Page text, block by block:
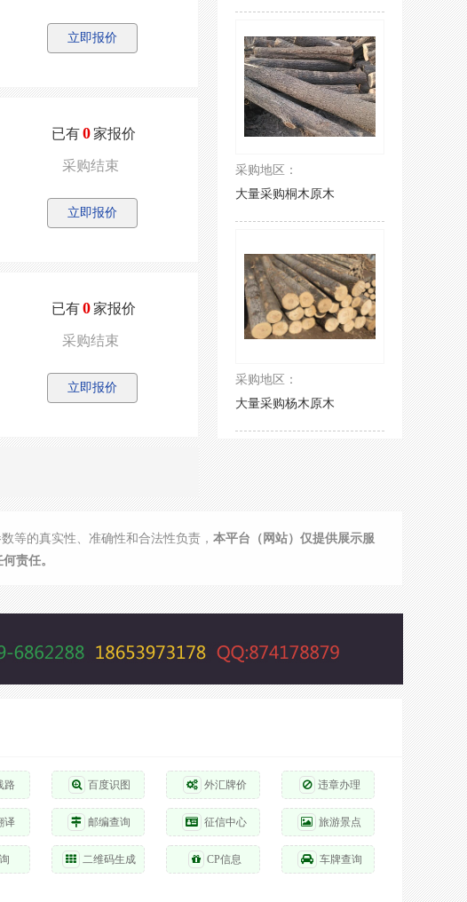
立即报价
已有0家报价
采购结束
立即报价
已有0家报价
采购结束
立即报价
采购地区：
大量采购桐木原木
采购地区：
大量采购杨木原木
等的真实性、准确性和合法性负责，本平台（网站）仅提供展示服
责任。
路 百度识图 外汇牌价 违章办理
译 邮编查询 征信中心 旅游景点
二维码生成 CP信息 车牌查询